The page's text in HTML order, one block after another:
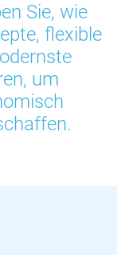
Sie, wie
flexible
um